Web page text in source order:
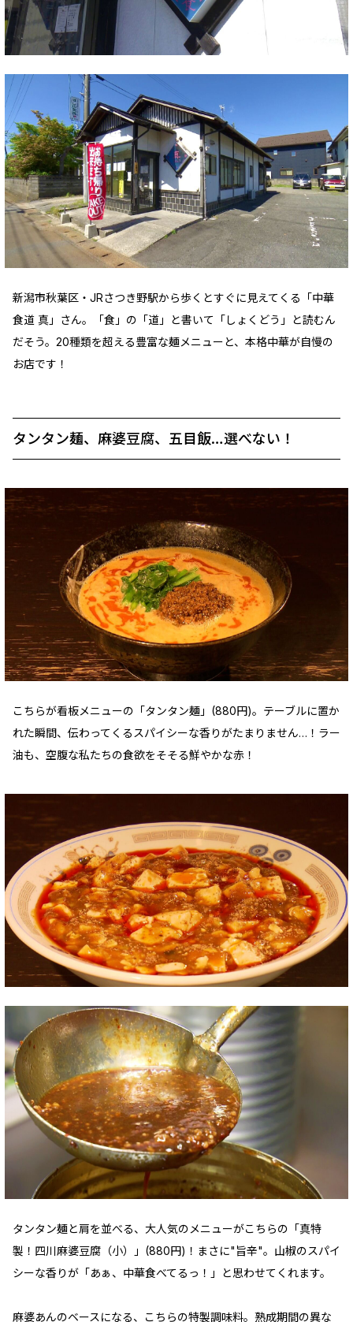
新潟市秋葉区・JRさつき野駅から歩くとすぐに見えてくる「中華
食道 真」さん。「食」の「道」と書いて「しょくどう」と読むん
だそう。20種類を超える豊富な麺メニューと、本格中華が自慢の
お店です！
タンタン麺、麻婆豆腐、五目飯…選べない！
こちらが看板メニューの「タンタン麺」(880円)。テーブルに置か
れた瞬間、伝わってくるスパイシーな香りがたまりません…！ラー
油も、空腹な私たちの食欲をそそる鮮やかな赤！
タンタン麺と肩を並べる、大人気のメニューがこちらの「真特
製！四川麻婆豆腐（小）」(880円)！まさに"旨辛"。山椒のスパイ
シーな香りが「あぁ、中華食べてるっ！」と思わせてくれます。
麻婆あんのベースになる、こちらの特製調味料。熟成期間の異な